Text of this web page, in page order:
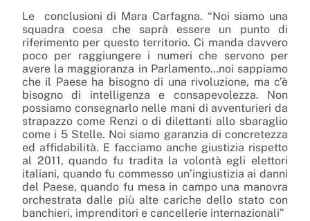
Le conclusioni di Mara Carfagna. “Noi siamo una
squadra coesa che saprà essere un punto di
riferimento per questo territorio. Ci manda davvero
poco per raggiungere i numeri che servono per
avere la maggioranza in Parlamento…noi sappiamo
che il Paese ha bisogno di una rivoluzione, ma c’è
bisogno di intelligenza e consapevolezza. Non
possiamo consegnarlo nelle mani di avventurieri da
strapazzo come Renzi o di dilettanti allo sbaraglio
come i 5 Stelle. Noi siamo garanzia di concretezza
ed affidabilità. E facciamo anche giustizia rispetto
al 2011, quando fu tradita la volontà egli elettori
italiani, quando fu commesso un’ingiustizia ai danni
del Paese, quando fu mesa in campo una manovra
orchestrata dalle più alte cariche dello stato con
banchieri, imprenditori e cancellerie internazionali”